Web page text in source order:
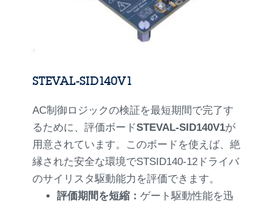
STEVAL-SID140V1
AC制御ロジックの検証を最短期間で完了す
るために、評価ボードSTEVAL-SID140V1が
用意されています。このボードを使えば、絶
縁された安全な環境でSTSID140-12ドライバ
のサイリスタ駆動能力を評価できます。
評価期間を短縮： ゲート駆動性能を迅